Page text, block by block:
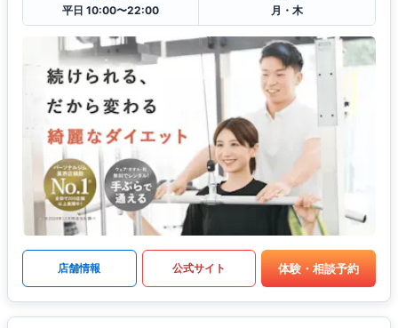
平日 10:00〜22:00
月・木
店舗情報 公式サイト 体験・相談予約